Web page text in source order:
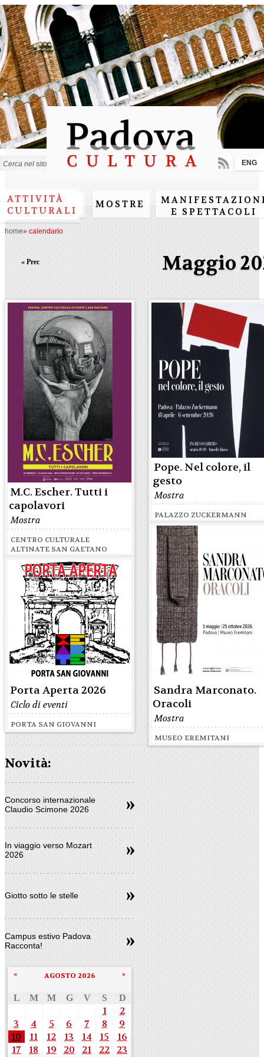
Salta al
contenuto
principale
ATTIVITÀ
CULTURALI
MOSTRE
E SPETTACOLI
ENG
home» calendario
Maggio
« Prec
M.C. Escher. Tutti i
capolavori
Mostra
CENTRO CULTURALE
ALTINATE SAN GAETANO
Pope. Nel colore, il
gesto
Mostra
PALAZZO ZUCKERMANN
Sandra Marconato.
Oracoli
Mostra
MUSEO EREMITANI
Porta Aperta 2026
Ciclo di eventi
PORTA SAN GIOVANNI
Novità:
Concorso internazionale
Claudio Scimone 2026
In viaggio verso Mozart
2026
Giotto sotto le stelle
Campus estivo Padova
Racconta!
AGOSTO 2026
« »
L M M G V S D
1
2
3
4 5 6 7 8
9
10
11 12 13 14 15
16
17
18 19 20 21 22
23